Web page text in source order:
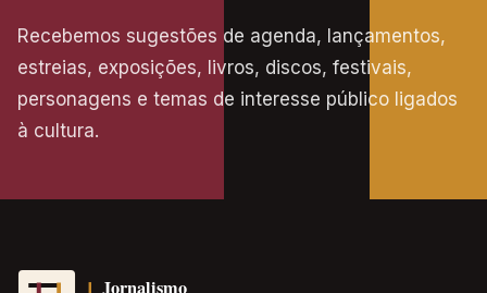
Recebemos sugestões de agenda, lançamentos,
estreias, exposições, livros, discos, festivais,
personagens e temas de interesse público ligados
à cultura.